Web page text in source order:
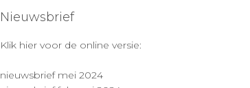
Nieuwsbrief
Klik hier voor de online versie:
nieuwsbrief mei 2024